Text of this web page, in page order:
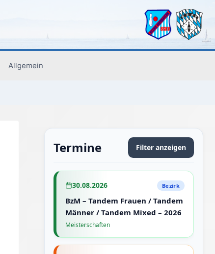
Allgemein
Termine Filter anzeigen
30.08.2026 Bezirk
BzM – Tandem Frauen / Tandem
Männer / Tandem Mixed – 2026
Meisterschaften